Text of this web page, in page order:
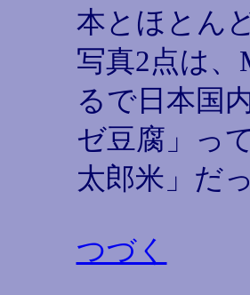
本とほとん
写真2点は
るで日本国
ゼ豆腐」っ
太郎米」だ
つづく